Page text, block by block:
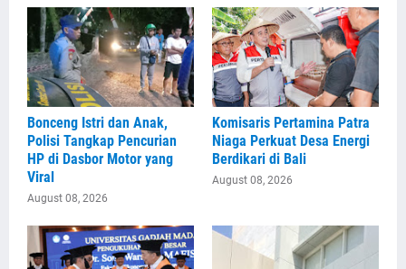
Bonceng Istri dan Anak,
Polisi Tangkap Pencurian
HP di Dasbor Motor yang
Viral
August 08, 2026
Komisaris Pertamina Patra
Niaga Perkuat Desa Energi
Berdikari di Bali
August 08, 2026